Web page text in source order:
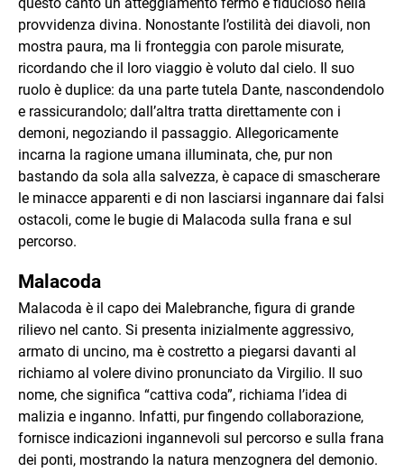
provvidenza divina. Nonostante l’ostilità dei diavoli, non
mostra paura, ma li fronteggia con parole misurate,
ricordando che il loro viaggio è voluto dal cielo. Il suo
ruolo è duplice: da una parte tutela Dante, nascondendolo
e rassicurandolo; dall’altra tratta direttamente con i
demoni, negoziando il passaggio. Allegoricamente
incarna la ragione umana illuminata, che, pur non
bastando da sola alla salvezza, è capace di smascherare
le minacce apparenti e di non lasciarsi ingannare dai falsi
ostacoli, come le bugie di Malacoda sulla frana e sul
percorso.
Malacoda
Malacoda è il capo dei Malebranche, figura di grande
rilievo nel canto. Si presenta inizialmente aggressivo,
armato di uncino, ma è costretto a piegarsi davanti al
richiamo al volere divino pronunciato da Virgilio. Il suo
nome, che significa “cattiva coda”, richiama l’idea di
malizia e inganno. Infatti, pur fingendo collaborazione,
fornisce indicazioni ingannevoli sul percorso e sulla frana
dei ponti, mostrando la natura menzognera del demonio.